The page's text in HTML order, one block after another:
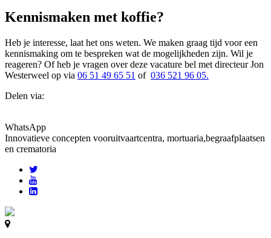
Kennismaken met koffie?
Heb je interesse, laat het ons weten. We maken graag tijd voor een
kennismaking om te bespreken wat de mogelijkheden zijn. Wil je
reageren? Of heb je vragen over deze vacature bel met directeur Jon
Westerweel op via 06 51 49 65 51 of 036 521 96 05.
Delen via:
WhatsApp
Innovatieve concepten vooruitvaartcentra, mortuaria,begraafplaatsen
en crematoria